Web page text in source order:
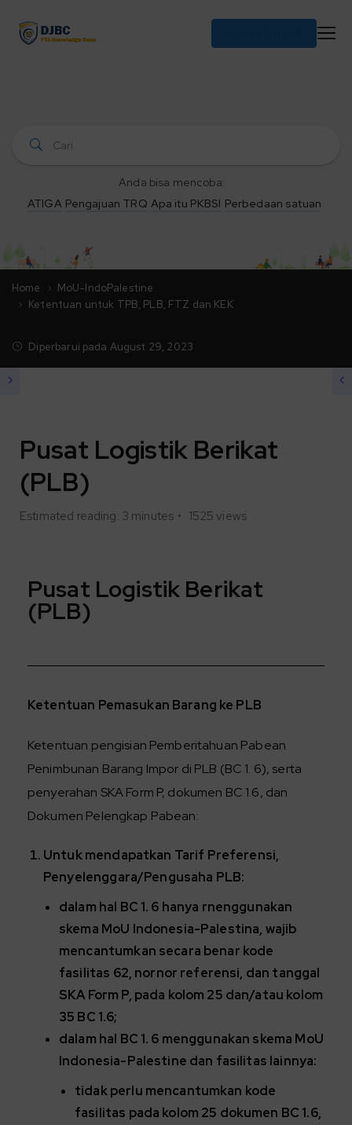
Anda bisa mencoba:
ATIGA Pengajuan TRQ Apa itu PKBSI Perbedaan satuan
Home
MoU-IndoPalestine
Ketentuan untuk TPB, PLB, FTZ dan KEK
Diperbarui pada August 29, 2023
Pusat Logistik Berikat
(PLB)
Estimated reading: 3 minutes 1525 views
Pusat Logistik Berikat
(PLB)
Ketentuan Pemasukan Barang ke PLB
Ketentuan pengisian Pemberitahuan Pabean
Penimbunan Barang Impor di PLB (BC 1. 6), serta
penyerahan SKA Form P, dokumen BC 1.6, dan
Dokumen Pelengkap Pabean:
Untuk mendapatkan Tarif Preferensi,
Penyelenggara/Pengusaha PLB:
dalam hal BC 1. 6 hanya rnenggunakan
skema MoU Indonesia-Palestina, wajib
mencantumkan secara benar kode
fasilitas 62, nornor referensi, dan tanggal
SKA Form P, pada kolom 25 dan/atau kolom
35 BC 1.6;
dalam hal BC 1. 6 menggunakan skema MoU
Indonesia-Palestine dan fasilitas lainnya:
tidak perlu mencantumkan kode
fasilitas pada kolom 25 dokumen BC 1.6,